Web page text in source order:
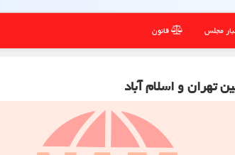
مجلس قانون
تهران و اسلام آباد